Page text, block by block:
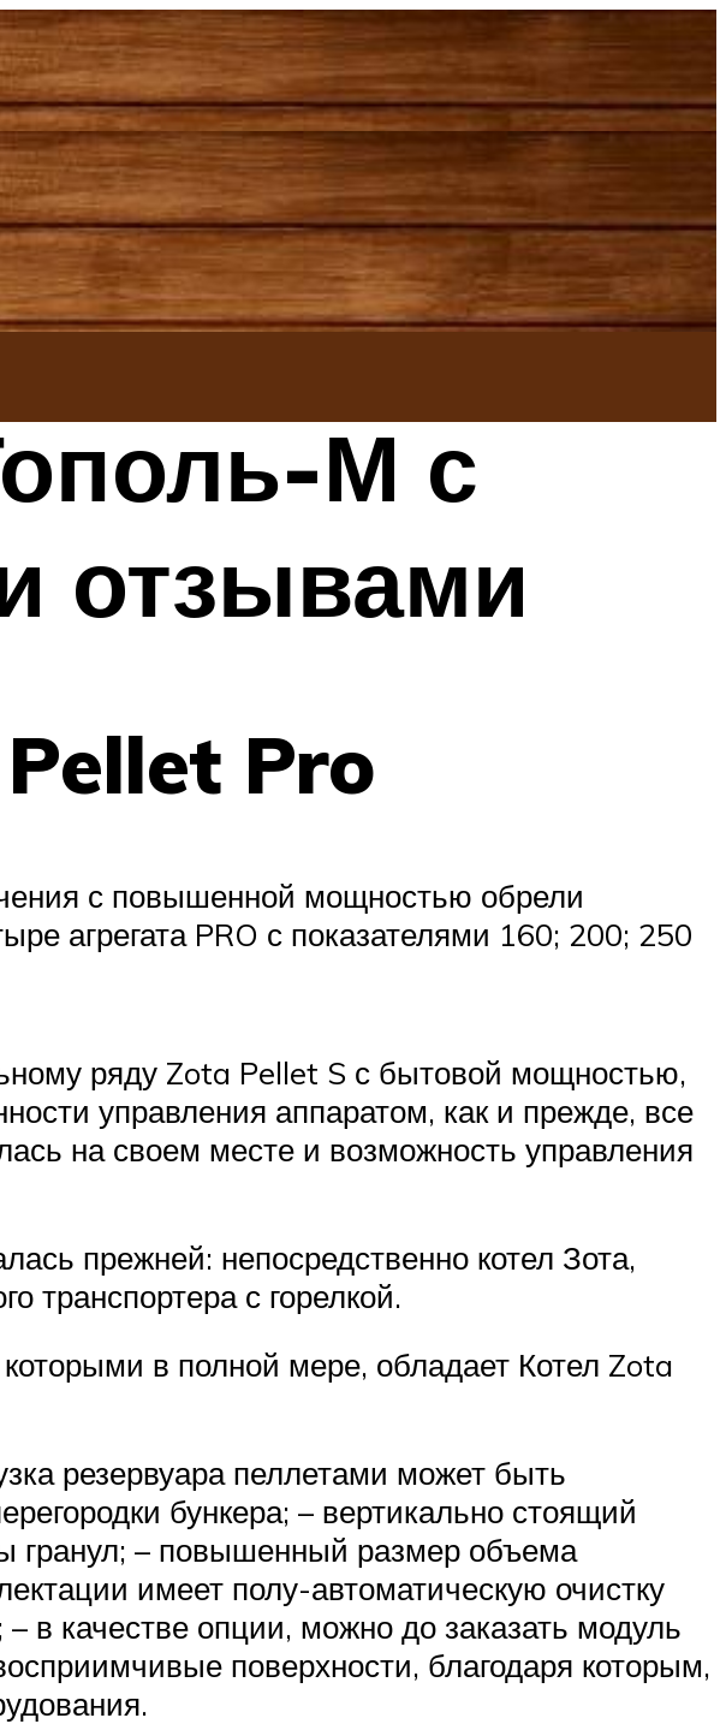
М с
отзывами
Pro
с повышенной мощностью обрели
агрегата PRO с показателями 160; 200; 250
ряду Zota Pellet S с бытовой мощностью,
управления аппаратом, как и прежде, все
на своем месте и возможность управления
прежней: непосредственно котел Зота,
транспортера с горелкой.
в полной мере, обладает Котел Zota
резервуара пеллетами может быть
бункера; – вертикально стоящий
гранул; – повышенный размер объема
имеет полу-автоматическую очистку
в качестве опции, можно до заказать модуль
поверхности, благодаря которым,